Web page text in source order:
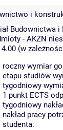
i
Budownictwa
- AKZN
4.00 (w
roczny wymiar
etapu studiów
tygodniowy
1 punkt ECTS
tygodniowy
nakład pracy
studenta.